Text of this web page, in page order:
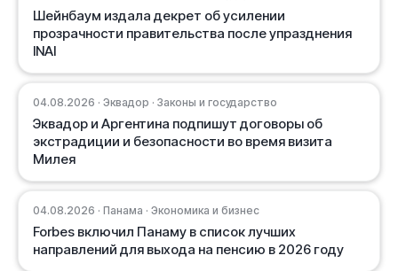
Шейнбаум издала декрет об усилении
прозрачности правительства после упразднения
INAI
04.08.2026 · Эквадор · Законы и государство
Эквадор и Аргентина подпишут договоры об
экстрадиции и безопасности во время визита
Милея
04.08.2026 · Панама · Экономика и бизнес
Forbes включил Панаму в список лучших
направлений для выхода на пенсию в 2026 году